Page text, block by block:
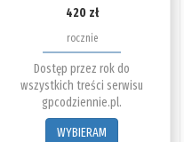
420 zł
rocznie
Dostęp przez rok do
wszystkich treści serwisu
gpcodziennie.pl.
WYBIERAM